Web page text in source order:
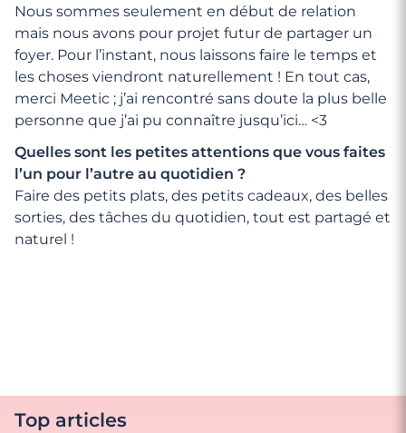
Nous sommes seulement en début de relation
mais nous avons pour projet futur de partager un
foyer. Pour l’instant, nous laissons faire le temps et
les choses viendront naturellement ! En tout cas,
merci Meetic ; j’ai rencontré sans doute la plus belle
personne que j’ai pu connaître jusqu’ici… <3
Quelles sont les petites attentions que vous faites
l’un pour l’autre au quotidien ?
Faire des petits plats, des petits cadeaux, des belles
sorties, des tâches du quotidien, tout est partagé et
naturel !
Top articles